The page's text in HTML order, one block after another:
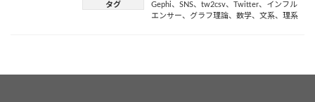
タグ Gephi、 SNS、 tw2csv、 Twitter、
インフル
エンサー、 グラフ理論、 数学、 文系、 理系